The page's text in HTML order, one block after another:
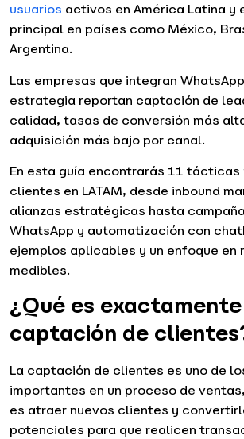
usuarios activos en América Latina y
principal en países como México,
Argentina.
Las empresas que integran
estrategia reportan captación de
calidad, tasas de conversión más
adquisición más bajo por canal.
En esta guía encontrarás 11
clientes en LATAM, desde inbound
alianzas estratégicas hasta
WhatsApp y automatización con
ejemplos aplicables y un enfoque en
medibles.
¿Qué es
captación de
La captación de clientes es uno de
importantes en un proceso de
es atraer nuevos clientes y
potenciales para que realicen